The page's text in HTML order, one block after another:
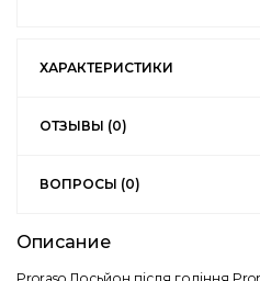
ХАРАКТЕРИСТИКИ
ОТЗЫВЫ (0)
ВОПРОСЫ (0)
Описание